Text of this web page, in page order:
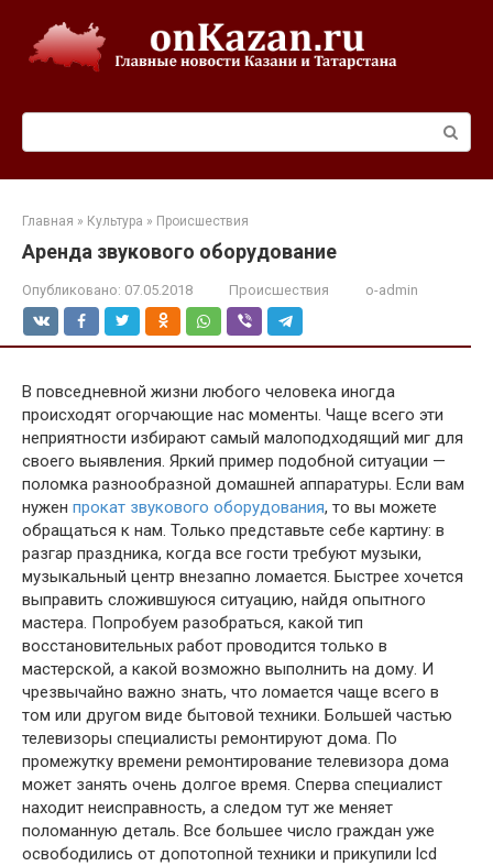
контенту
Главная » Культура » Происшествия
Аренда звукового оборудование
Опубликовано: 07.05.2018 Происшествия o-admin
В повседневной жизни любого человека иногда
происходят огорчающие нас моменты. Чаще всего эти
неприятности избирают самый малоподходящий миг для
своего выявления. Яркий пример подобной ситуации —
поломка разнообразной домашней аппаратуры. Если вам
нужен прокат звукового оборудования, то вы можете
обращаться к нам. Только представьте себе картину: в
разгар праздника, когда все гости требуют музыки,
музыкальный центр внезапно ломается. Быстрее хочется
выправить сложившуюся ситуацию, найдя опытного
мастера. Попробуем разобраться, какой тип
восстановительных работ проводится только в
мастерской, а какой возможно выполнить на дому. И
чрезвычайно важно знать, что ломается чаще всего в
том или другом виде бытовой техники. Большей частью
телевизоры специалисты ремонтируют дома. По
промежутку времени ремонтирование телевизора дома
может занять очень долгое время. Сперва специалист
находит неисправность, а следом тут же меняет
поломанную деталь. Все большее число граждан уже
освободились от допотопной техники и прикупили lcd